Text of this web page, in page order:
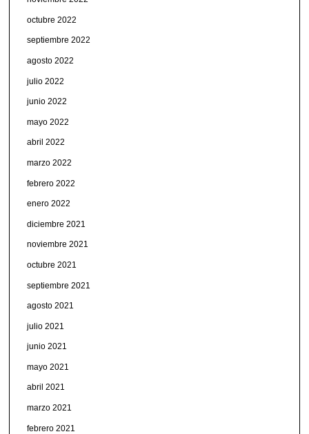
octubre 2022
septiembre 2022
agosto 2022
julio 2022
junio 2022
mayo 2022
abril 2022
marzo 2022
febrero 2022
enero 2022
diciembre 2021
noviembre 2021
octubre 2021
septiembre 2021
agosto 2021
julio 2021
junio 2021
mayo 2021
abril 2021
marzo 2021
febrero 2021